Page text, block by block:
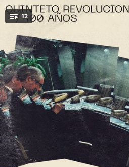
You're all set!
12
06:04
05:32
06:16
05:10
03:38
04:50